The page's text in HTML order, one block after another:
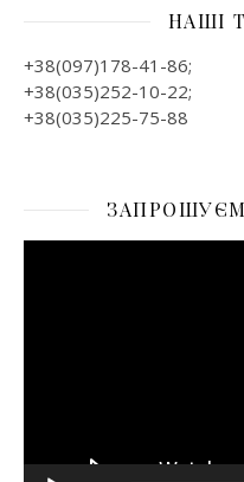
НАШІ
+38(097)178-41-86;
+38(035)252-10-22;
+38(035)225-75-88
Відеопрогравач